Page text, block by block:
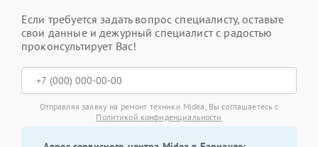
Если требуется задать вопрос специалисту, оставьте
свои данные и дежурный специалист с радостью
проконсультирует Вас!
Отправляя заявку на ремонт техники Midea, Вы соглашаетесь с
Политикой конфиденциальности